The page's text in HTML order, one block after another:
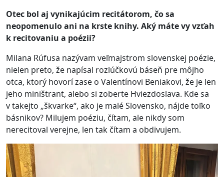
Otec bol aj vynikajúcim recitátorom, čo sa
neopomenulo ani na krste knihy. Aký máte vy vzťah
k recitovaniu a poézii?
Milana Rúfusa nazývam veľmajstrom slovenskej poézie,
nielen preto, že napísal rozlúčkovú báseň pre môjho
otca, ktorý hovorí zase o Valentínovi Beniakovi, že je len
jeho miništrant, alebo si zoberte Hviezdoslava. Kde sa
v takejto „škvarke“, ako je malé Slovensko, nájde toľko
básnikov? Milujem poéziu, čítam, ale nikdy som
nerecitoval verejne, len tak čítam a obdivujem.